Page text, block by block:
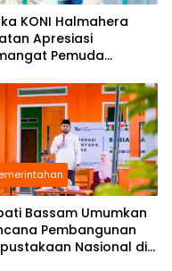
KONI Halmahera
Apresiasi
Pemuda
Bola di Tengah
Anggaran
Bassam Umumkan
Pembangunan
Nasional di